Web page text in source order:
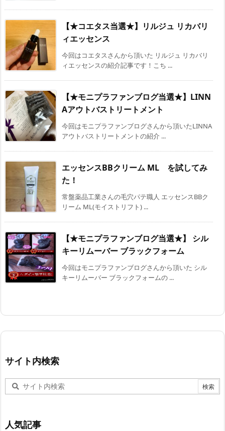
【★コエタス当選★】リルジュ リカバリ
ィエッセンス
今回はコエタスさんから頂いた リルジュ リカバリ
ィエッセンスの紹介記事です！こち ...
【★モニプラファンブログ当選★】LINN
Aアウトバストリートメント
今回はモニプラファンブログさんから頂いたLINNA
アウトバストリートメントの紹介 ...
エッセンスBBクリーム ML を試してみ
た！
常盤薬品工業さんの毛穴パテ職人 エッセンスBBク
リーム ML(モイストリフト) ...
【★モニプラファンブログ当選★】 シル
キーリムーバー ブラックフォーム
今回はモニプラファンブログさんから頂いた シル
キーリムーバー ブラックフォームの ...
サイト内検索
人気記事